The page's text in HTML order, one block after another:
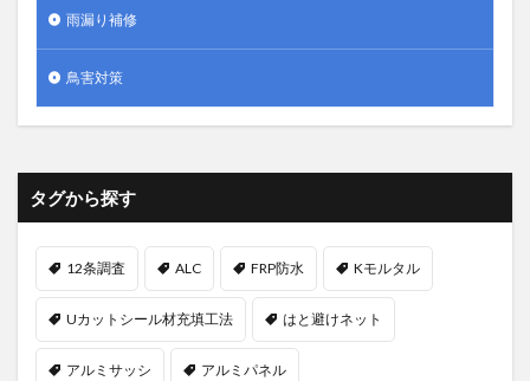
雨漏り補修
鳥害対策
タグから探す
12条調査 ALC FRP防水 Kモルタル
Uカットシール材充填工法 はと避けネット
アルミサッシ アルミパネル